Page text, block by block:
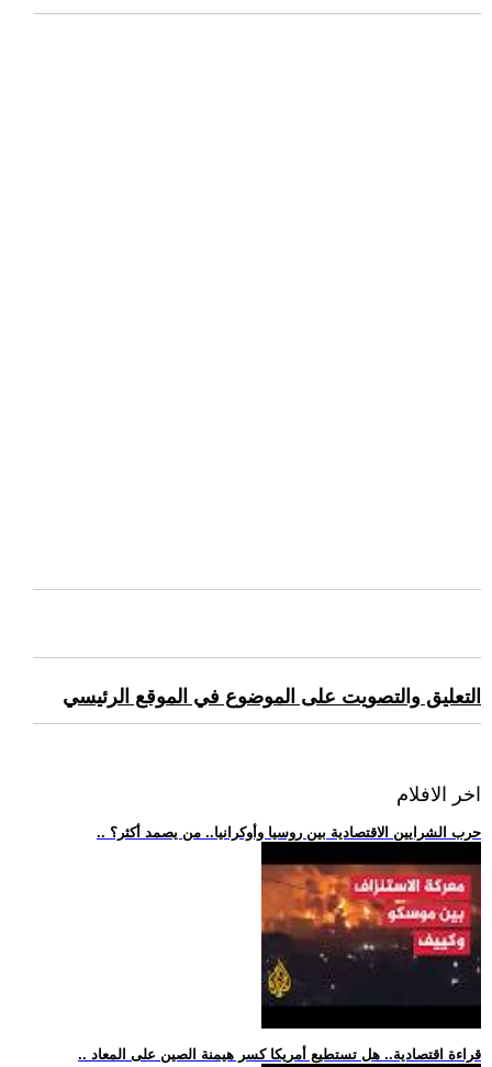
التعليق والتصويت على الموضوع في الموقع الرئيسي
اخر الافلام
.. حرب الشرايين الاقتصادية بين روسيا وأوكرانيا.. من يصمد أكثر؟
.. قراءة اقتصادية.. هل تستطيع أمريكا كسر هيمنة الصين على المعاد